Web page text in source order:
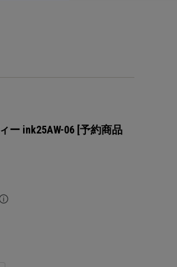
ー ink25AW-06 [予約商品